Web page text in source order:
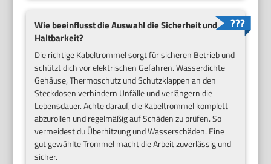
Wie beeinflusst die Auswahl die Sicherheit und
Haltbarkeit?
Die richtige Kabeltrommel sorgt für sicheren Betrieb und
schützt dich vor elektrischen Gefahren. Wasserdichte
Gehäuse, Thermoschutz und Schutzklappen an den
Steckdosen verhindern Unfälle und verlängern die
Lebensdauer. Achte darauf, die Kabeltrommel komplett
abzurollen und regelmäßig auf Schäden zu prüfen. So
vermeidest du Überhitzung und Wasserschäden. Eine
gut gewählte Trommel macht die Arbeit zuverlässig und
sicher.